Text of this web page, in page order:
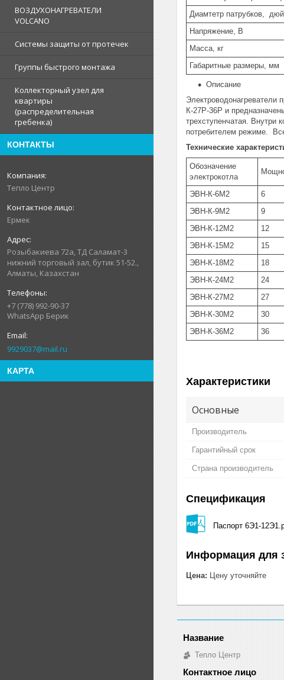
ВОЗДУХОНАГРЕВАТЕЛИ
VOLCANO
Системы защиты от протечек
Группы быстрого монтажа
Коллекторный узел для
квартиры
(распределительная
гребенка)
КОНТАКТЫ
Тепло Центр
Ермек
Розыбакиева 72а, ТД Саламат-3
нижний торговый зал, бутик 51-52.,
Алматы, Казахстан
+7 (778) 992-90-37
WhatsApp Берик
9929037@mail.ru
КАРТА
Диамтетр патрубков,
Напряжение, В
Масса, кг
Габаритные размеры, мм
Описание
К-27Р-36Р и
трехступенчатая. Внутри
потребителем режиме.
Технические
Обозначение
электрокотла
ЭВН-К-6М2
6
ЭВН-К-9М2
9
ЭВН-К-12М2
12
ЭВН-К-15М2
15
ЭВН-К-18М2
18
ЭВН-К-24М2
24
ЭВН-К-27М2
27
ЭВН-К-30М2
30
ЭВН-К-36М2
36
Характеристики
Основные
Производитель
Гарантийный срок
Страна производитель
Спецификация
Паспорт 6Э1-
Информация для
Цена: Цену уточняйте
Тепло Центр